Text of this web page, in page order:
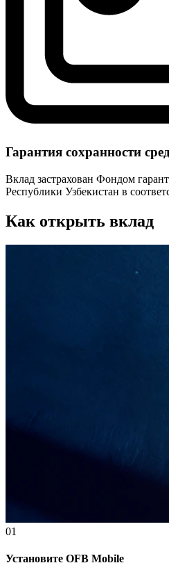
Гарантия сохранности
Вклад застрахован Фондом
Республики Узбекистан в
Как открыть вклад
01
Установите OFB Mobile